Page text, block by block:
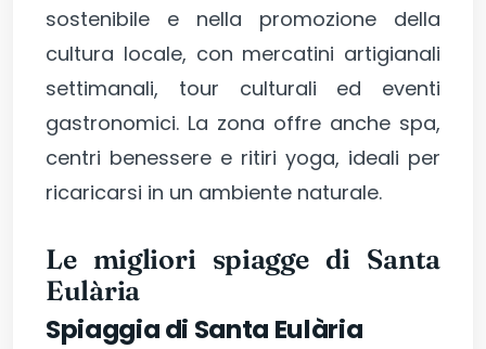
sostenibile e nella promozione della
cultura locale, con mercatini artigianali
settimanali, tour culturali ed eventi
gastronomici. La zona offre anche spa,
centri benessere e ritiri yoga, ideali per
ricaricarsi in un ambiente naturale.
Le migliori spiagge di Santa
Eulària
Spiaggia di Santa Eulària